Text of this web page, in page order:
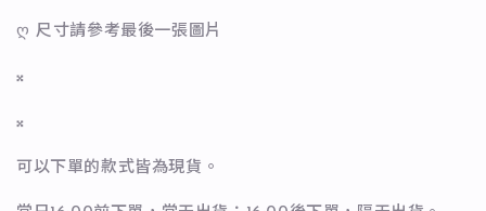
ღ 尺寸請參考最後一張圖片
𝄪
𝄪
可以下單的款式皆為現貨。